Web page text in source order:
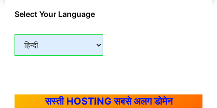
Select Your Language
सस्ती HOSTING सबसे अलग डोमेन